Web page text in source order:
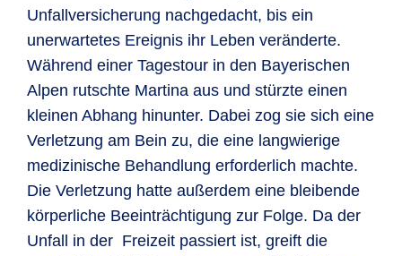
Unfallversicherung nachgedacht, bis ein
unerwartetes Ereignis ihr Leben veränderte.
Während einer Tagestour in den Bayerischen
Alpen rutschte Martina aus und stürzte einen
kleinen Abhang hinunter. Dabei zog sie sich eine
Verletzung am Bein zu, die eine langwierige
medizinische Behandlung erforderlich machte.
Die Verletzung hatte außerdem eine bleibende
körperliche Beeinträchtigung zur Folge. Da der
Unfall in der Freizeit passiert ist, greift die